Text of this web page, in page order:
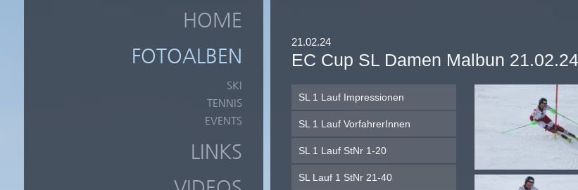
HOME
FOTOALBEN
SKI
TENNIS
EVENTS
LINKS
21.02.24
EC Cup SL Damen Malbun 21.02.24
SL 1 Lauf Impressionen
SL 1 Lauf VorfahrerInnen
SL 1 Lauf StNr 1-20
SL Lauf 1 StNr 21-40